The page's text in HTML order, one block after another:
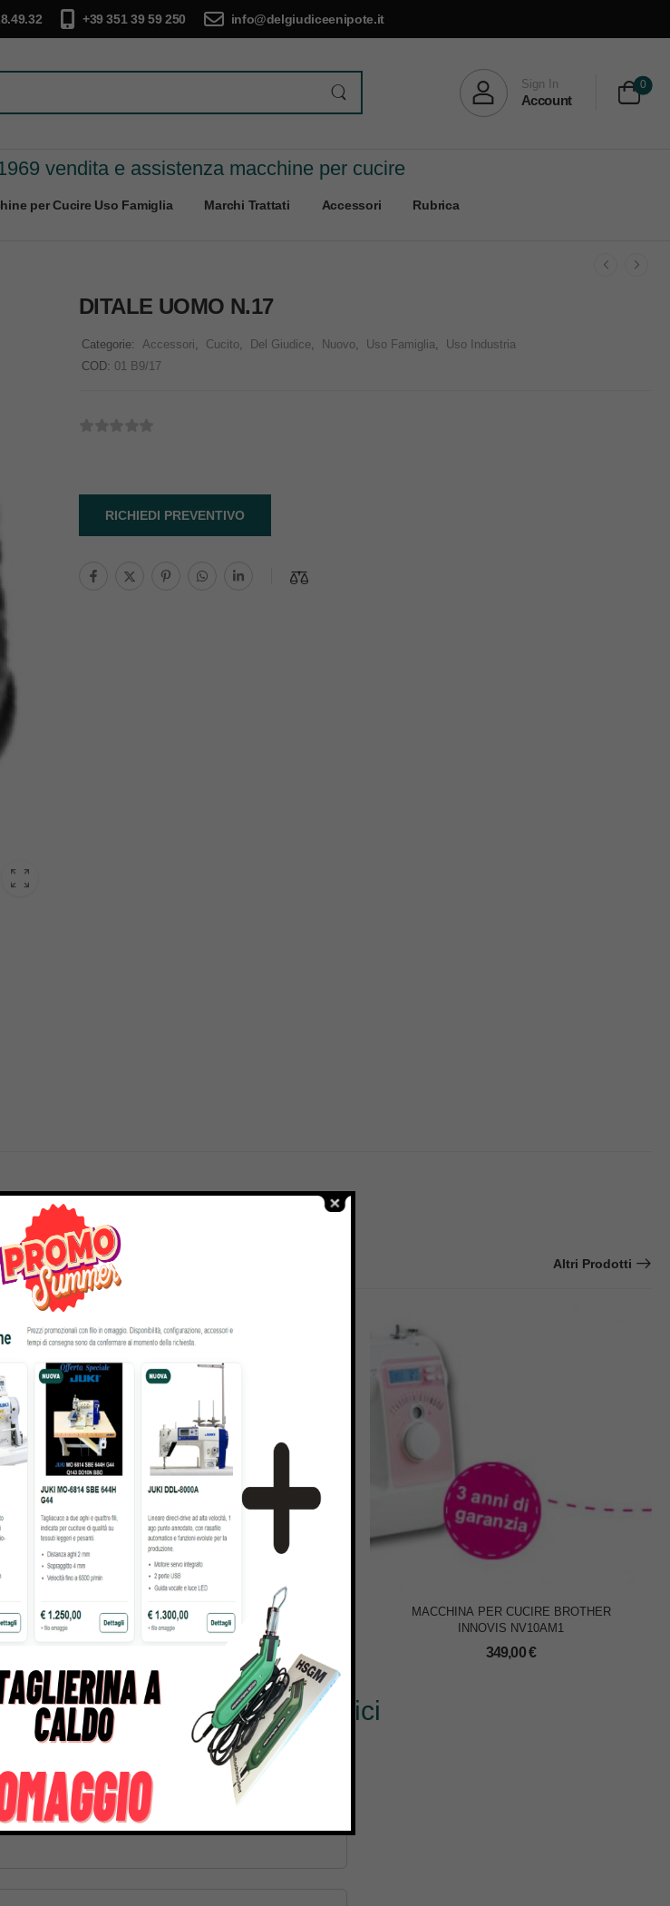
+39 351 39 59 250 info@delgiudiceenipote.it
Sign In
Account
0
vendita e assistenza macchine per cucire
per Cucire Uso Famiglia Marchi Trattati Accessori Rubrica
DITALE UOMO N.17
Categorie: Accessori Cucito Del Giudice Nuovo Uso Famiglia
Uso Industria
COD: 01 B9/17
RICHIEDI PREVENTIVO
Altri Prodotti
32% OFF
SET TELAIO TUBOLARE PRCL1
1.300,00 1.899,00€
MACCHINA PER CUCIRE BROTHER
INNOVIS NV10AM1
349,00€
su questo prodotto? Scrivici